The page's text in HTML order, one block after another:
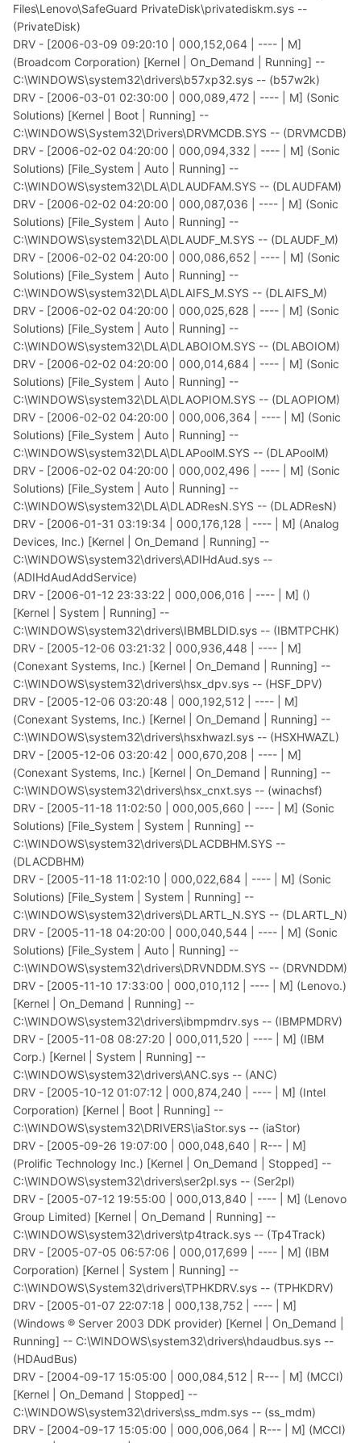
Files\Lenovo\SafeGuard PrivateDisk\privatediskm.sys --
(PrivateDisk)
DRV - [2006-03-09 09:20:10 | 000,152,064 | ---- | M]
(Broadcom Corporation) [Kernel | On_Demand | Running] --
C:\WINDOWS\system32\drivers\b57xp32.sys -- (b57w2k)
DRV - [2006-03-01 02:30:00 | 000,089,472 | ---- | M] (Sonic
Solutions) [Kernel | Boot | Running] --
C:\WINDOWS\System32\Drivers\DRVMCDB.SYS -- (DRVMCDB)
DRV - [2006-02-02 04:20:00 | 000,094,332 | ---- | M] (Sonic
Solutions) [File_System | Auto | Running] --
C:\WINDOWS\system32\DLA\DLAUDFAM.SYS -- (DLAUDFAM)
DRV - [2006-02-02 04:20:00 | 000,087,036 | ---- | M] (Sonic
Solutions) [File_System | Auto | Running] --
C:\WINDOWS\system32\DLA\DLAUDF_M.SYS -- (DLAUDF_M)
DRV - [2006-02-02 04:20:00 | 000,086,652 | ---- | M] (Sonic
Solutions) [File_System | Auto | Running] --
C:\WINDOWS\system32\DLA\DLAIFS_M.SYS -- (DLAIFS_M)
DRV - [2006-02-02 04:20:00 | 000,025,628 | ---- | M] (Sonic
Solutions) [File_System | Auto | Running] --
C:\WINDOWS\system32\DLA\DLABOIOM.SYS -- (DLABOIOM)
DRV - [2006-02-02 04:20:00 | 000,014,684 | ---- | M] (Sonic
Solutions) [File_System | Auto | Running] --
C:\WINDOWS\system32\DLA\DLAOPIOM.SYS -- (DLAOPIOM)
DRV - [2006-02-02 04:20:00 | 000,006,364 | ---- | M] (Sonic
Solutions) [File_System | Auto | Running] --
C:\WINDOWS\system32\DLA\DLAPoolM.SYS -- (DLAPoolM)
DRV - [2006-02-02 04:20:00 | 000,002,496 | ---- | M] (Sonic
Solutions) [File_System | Auto | Running] --
C:\WINDOWS\system32\DLA\DLADResN.SYS -- (DLADResN)
DRV - [2006-01-31 03:19:34 | 000,176,128 | ---- | M] (Analog
Devices, Inc.) [Kernel | On_Demand | Running] --
C:\WINDOWS\system32\drivers\ADIHdAud.sys --
(ADIHdAudAddService)
DRV - [2006-01-12 23:33:22 | 000,006,016 | ---- | M] ()
[Kernel | System | Running] --
C:\WINDOWS\system32\drivers\IBMBLDID.sys -- (IBMTPCHK)
DRV - [2005-12-06 03:21:32 | 000,936,448 | ---- | M]
(Conexant Systems, Inc.) [Kernel | On_Demand | Running] --
C:\WINDOWS\system32\drivers\hsx_dpv.sys -- (HSF_DPV)
DRV - [2005-12-06 03:20:48 | 000,192,512 | ---- | M]
(Conexant Systems, Inc.) [Kernel | On_Demand | Running] --
C:\WINDOWS\system32\drivers\hsxhwazl.sys -- (HSXHWAZL)
DRV - [2005-12-06 03:20:42 | 000,670,208 | ---- | M]
(Conexant Systems, Inc.) [Kernel | On_Demand | Running] --
C:\WINDOWS\system32\drivers\hsx_cnxt.sys -- (winachsf)
DRV - [2005-11-18 11:02:50 | 000,005,660 | ---- | M] (Sonic
Solutions) [File_System | System | Running] --
C:\WINDOWS\system32\drivers\DLACDBHM.SYS --
(DLACDBHM)
DRV - [2005-11-18 11:02:10 | 000,022,684 | ---- | M] (Sonic
Solutions) [File_System | System | Running] --
C:\WINDOWS\system32\drivers\DLARTL_N.SYS -- (DLARTL_N)
DRV - [2005-11-18 04:20:00 | 000,040,544 | ---- | M] (Sonic
Solutions) [File_System | Auto | Running] --
C:\WINDOWS\system32\drivers\DRVNDDM.SYS -- (DRVNDDM)
DRV - [2005-11-10 17:33:00 | 000,010,112 | ---- | M] (Lenovo.)
[Kernel | On_Demand | Running] --
C:\WINDOWS\system32\drivers\ibmpmdrv.sys -- (IBMPMDRV)
DRV - [2005-11-08 08:27:20 | 000,011,520 | ---- | M] (IBM
Corp.) [Kernel | System | Running] --
C:\WINDOWS\system32\drivers\ANC.sys -- (ANC)
DRV - [2005-10-12 01:07:12 | 000,874,240 | ---- | M] (Intel
Corporation) [Kernel | Boot | Running] --
C:\WINDOWS\system32\DRIVERS\iaStor.sys -- (iaStor)
DRV - [2005-09-26 19:07:00 | 000,048,640 | R--- | M]
(Prolific Technology Inc.) [Kernel | On_Demand | Stopped] --
C:\WINDOWS\system32\drivers\ser2pl.sys -- (Ser2pl)
DRV - [2005-07-12 19:55:00 | 000,013,840 | ---- | M] (Lenovo
Group Limited) [Kernel | On_Demand | Running] --
C:\WINDOWS\system32\drivers\tp4track.sys -- (Tp4Track)
DRV - [2005-07-05 06:57:06 | 000,017,699 | ---- | M] (IBM
Corporation) [Kernel | System | Running] --
C:\WINDOWS\System32\drivers\TPHKDRV.sys -- (TPHKDRV)
DRV - [2005-01-07 22:07:18 | 000,138,752 | ---- | M]
(Windows ® Server 2003 DDK provider) [Kernel | On_Demand |
Running] -- C:\WINDOWS\system32\drivers\hdaudbus.sys --
(HDAudBus)
DRV - [2004-09-17 15:05:00 | 000,084,512 | R--- | M] (MCCI)
[Kernel | On_Demand | Stopped] --
C:\WINDOWS\system32\drivers\ss_mdm.sys -- (ss_mdm)
DRV - [2004-09-17 15:05:00 | 000,006,064 | R--- | M] (MCCI)